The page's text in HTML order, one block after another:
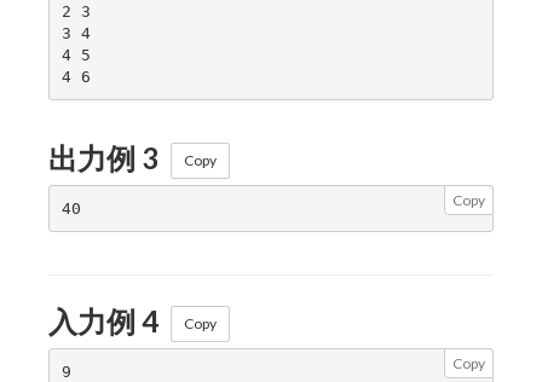
2 3
3 4
4 5
出力例 3 Copy
Copy
入力例 4 Copy
Copy
9